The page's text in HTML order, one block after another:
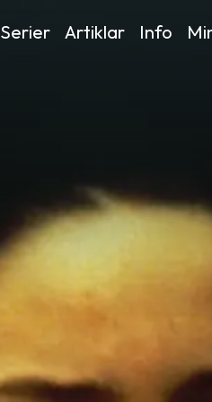
Serier Artiklar Info